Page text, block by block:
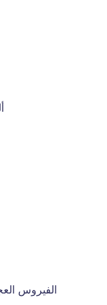
الفيروس